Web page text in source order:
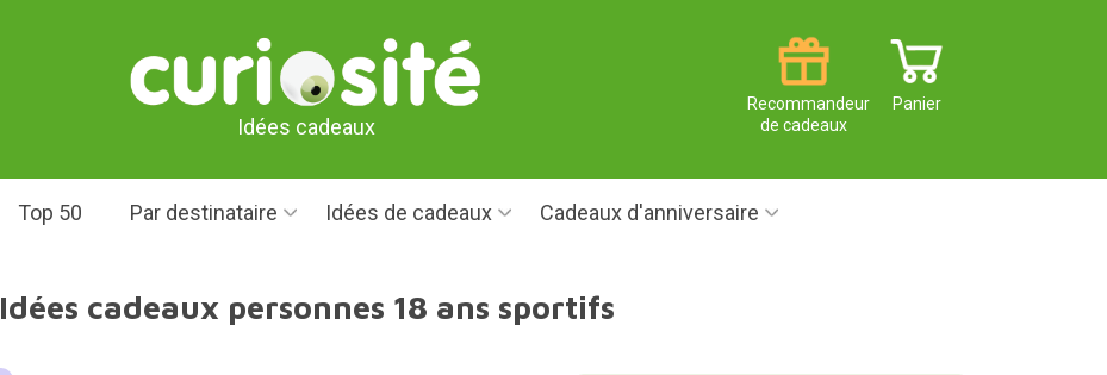
Idées cadeaux
Panier
Recommandeur
de cadeaux
Top 50 Par destinataire Idées de cadeaux Cadeaux d'anniversaire
Idées cadeaux personnes 18 ans sportifs